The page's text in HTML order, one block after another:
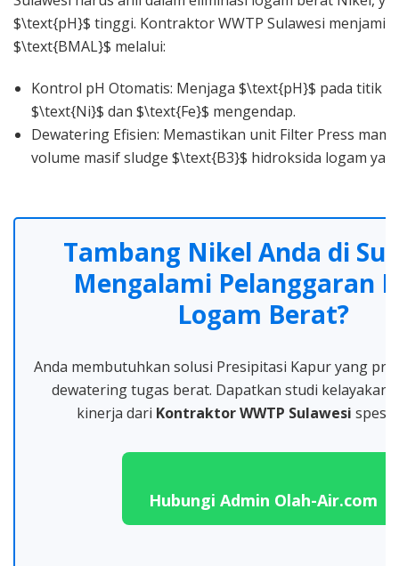
$\text{pH}$ tinggi. Kontraktor WWTP Sulawesi
$\text{BMAL}$ melalui:
Kontrol pH Otomatis: Menjaga $\text{pH}$ pada titik
$\text{Ni}$ dan $\text{Fe}$ mengendap.
Dewatering Efisien: Memastikan unit Filter Press
volume masif sludge $\text{B3}$ hidroksida logam
Tambang Nikel Anda di
Mengalami Pelanggaran
Logam Berat?
Anda membutuhkan solusi Presipitasi Kapur yang
dewatering tugas berat. Dapatkan studi kelayakan
kinerja dari Kontraktor WWTP Sulawesi
Hubungi Admin Olah-Air.com